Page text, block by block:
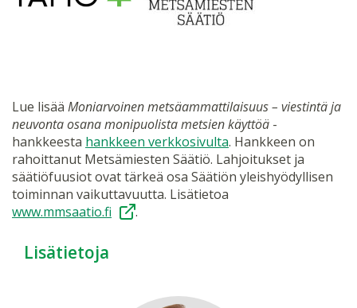
Lue lisää Moniarvoinen metsäammattilaisuus – viestintä ja
neuvonta osana monipuolista metsien käyttöä -
hankkeesta hankkeen verkkosivulta. Hankkeen on
rahoittanut Metsämiesten Säätiö. Lahjoitukset ja
säätiöfuusiot ovat tärkeä osa Säätiön yleishyödyllisen
toiminnan vaikuttavuutta. Lisätietoa
www.mmsaatio.fi
.
Lisätietoja